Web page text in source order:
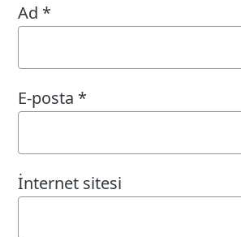
Ad *
E-posta *
İnternet sitesi